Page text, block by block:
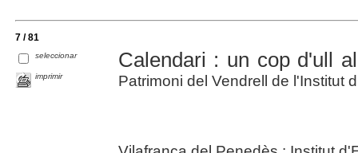
7 / 81
seleccionar
imprimir
Calendari : un cop d'ull
Patrimoni del Vendrell de l'Institut